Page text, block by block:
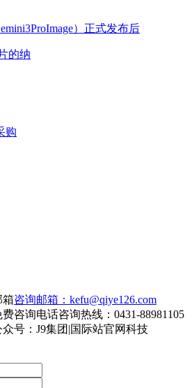
）正式发布后
的纳
购
咨询邮箱：kefu@qiye126.com
咨询热线：0431-88981105
号：J9集团|国际站官网科技